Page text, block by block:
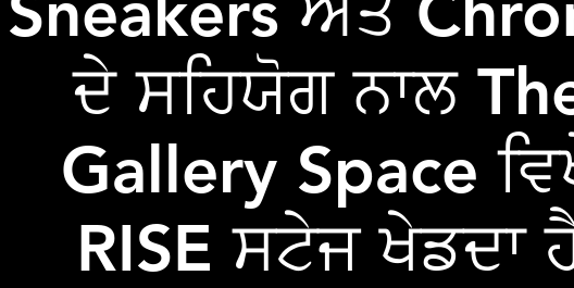
ਦੇ ਸਹਿਯੋਗ ਨਾਲ
Gallery Space
RISE ਸਟੇਜ ਖੇਡਦਾ